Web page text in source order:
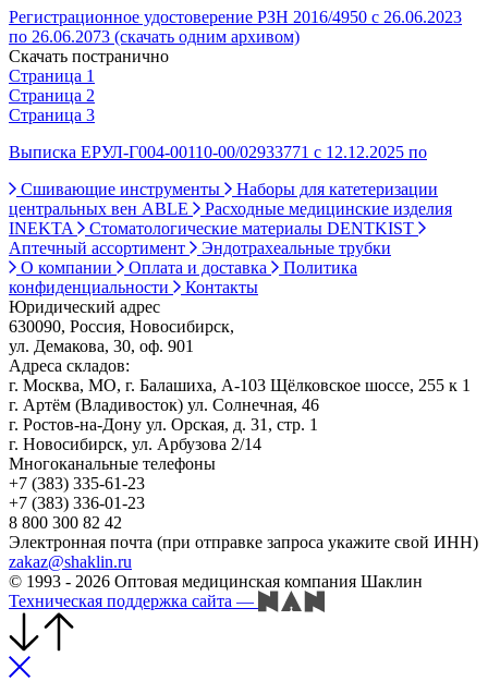
Регистрационное удостоверение РЗН 2016/4950 с 26.06.2023
по 26.06.2073 (скачать одним архивом)
Скачать постранично
Страница 1
Страница 2
Страница 3
Выписка ЕРУЛ-Г004-00110-00/02933771 с 12.12.2025 по
Сшивающие инструменты
Наборы для катетеризации
центральных вен ABLE
Расходные медицинские изделия
INEKTA
Стоматологические материалы DENTKIST
Аптечный ассортимент
Эндотрахеальные трубки
О компании
Оплата и доставка
Политика
конфиденциальности
Контакты
Юридический адрес
630090, Россия, Новосибирск,
ул. Демакова, 30, оф. 901
Адреса складов:
г. Москва, МО, г. Балашиха, А-103 Щёлковское шоссе, 255 к 1
г. Артём (Владивосток) ул. Солнечная, 46
г. Ростов-на-Дону ул. Орская, д. 31, стр. 1
г. Новосибирск, ул. Арбузова 2/14
Многоканальные телефоны
+7 (383) 335-61-23
+7 (383) 336-01-23
8 800 300 82 42
Электронная почта (при отправке запроса укажите свой ИНН)
zakaz@shaklin.ru
© 1993 - 2026 Оптовая медицинская компания Шаклин
Техническая поддержка сайта —